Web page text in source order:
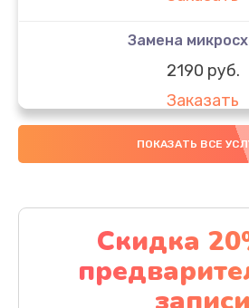
Замена
2190 руб.
Заказать
Замена передней
Заказать
Замена
390 руб.
ПОКАЗАТЬ ВСЕ
Скидка